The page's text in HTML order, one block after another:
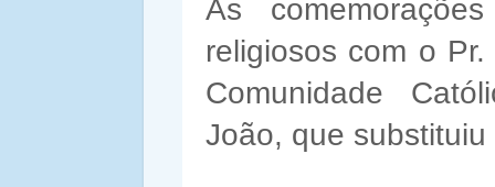
As
religiosos com o
Comunidade
João, que